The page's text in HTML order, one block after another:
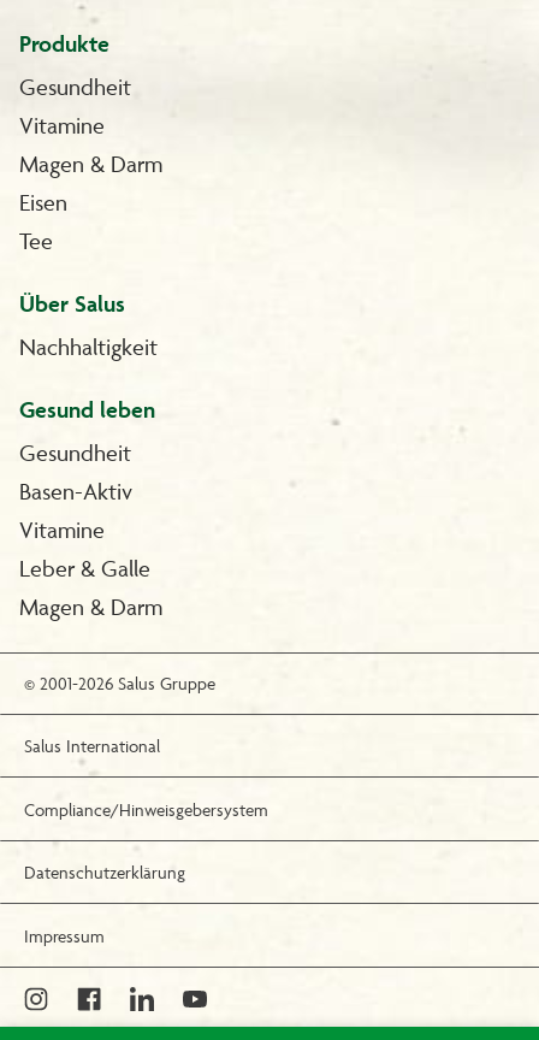
Produkte
Gesundheit
Vitamine
Magen & Darm
Eisen
Tee
Über Salus
Nachhaltigkeit
Gesund leben
Gesundheit
Basen-Aktiv
Vitamine
Leber & Galle
Magen & Darm
© 2001-2026 Salus Gruppe
Salus International
Compliance/Hinweisgebersystem
Datenschutzerklärung
Impressum